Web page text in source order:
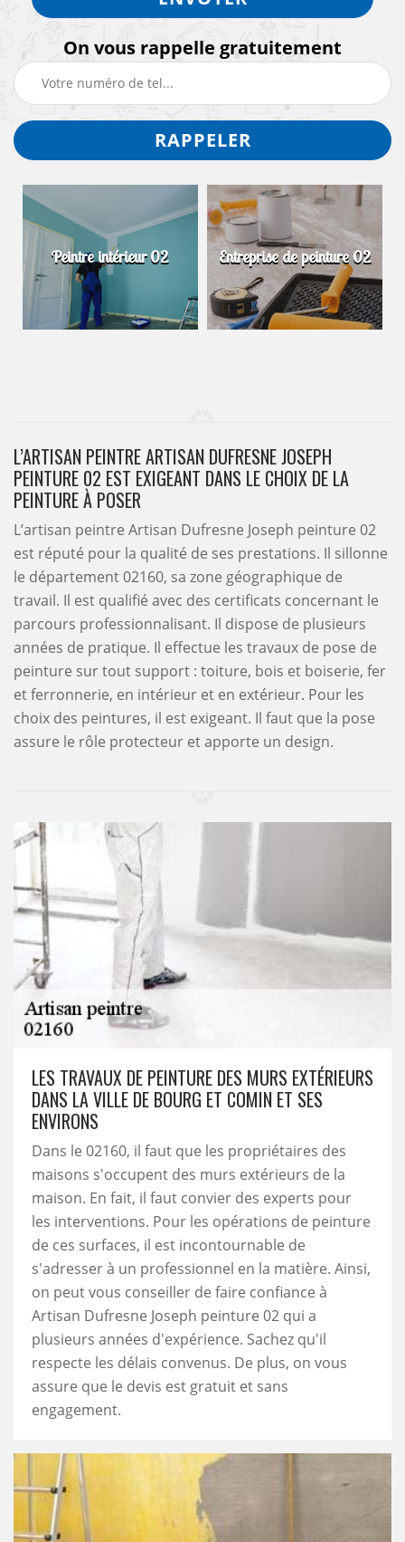
On vous rappelle gratuitement
Peintre intérieur 02 Entreprise de peinture 02
L’ARTISAN PEINTRE ARTISAN DUFRESNE JOSEPH
PEINTURE 02 EST EXIGEANT DANS LE CHOIX DE LA
PEINTURE À POSER
L’artisan peintre Artisan Dufresne Joseph peinture 02
est réputé pour la qualité de ses prestations. Il sillonne
le département 02160, sa zone géographique de
travail. Il est qualifié avec des certificats concernant le
parcours professionnalisant. Il dispose de plusieurs
années de pratique. Il effectue les travaux de pose de
peinture sur tout support : toiture, bois et boiserie, fer
et ferronnerie, en intérieur et en extérieur. Pour les
choix des peintures, il est exigeant. Il faut que la pose
assure le rôle protecteur et apporte un design.
LES TRAVAUX DE PEINTURE DES MURS EXTÉRIEURS
DANS LA VILLE DE BOURG ET COMIN ET SES
ENVIRONS
Dans le 02160, il faut que les propriétaires des
maisons s'occupent des murs extérieurs de la
maison. En fait, il faut convier des experts pour
les interventions. Pour les opérations de peinture
de ces surfaces, il est incontournable de
s'adresser à un professionnel en la matière. Ainsi,
on peut vous conseiller de faire confiance à
Artisan Dufresne Joseph peinture 02 qui a
plusieurs années d'expérience. Sachez qu'il
respecte les délais convenus. De plus, on vous
assure que le devis est gratuit et sans
engagement.